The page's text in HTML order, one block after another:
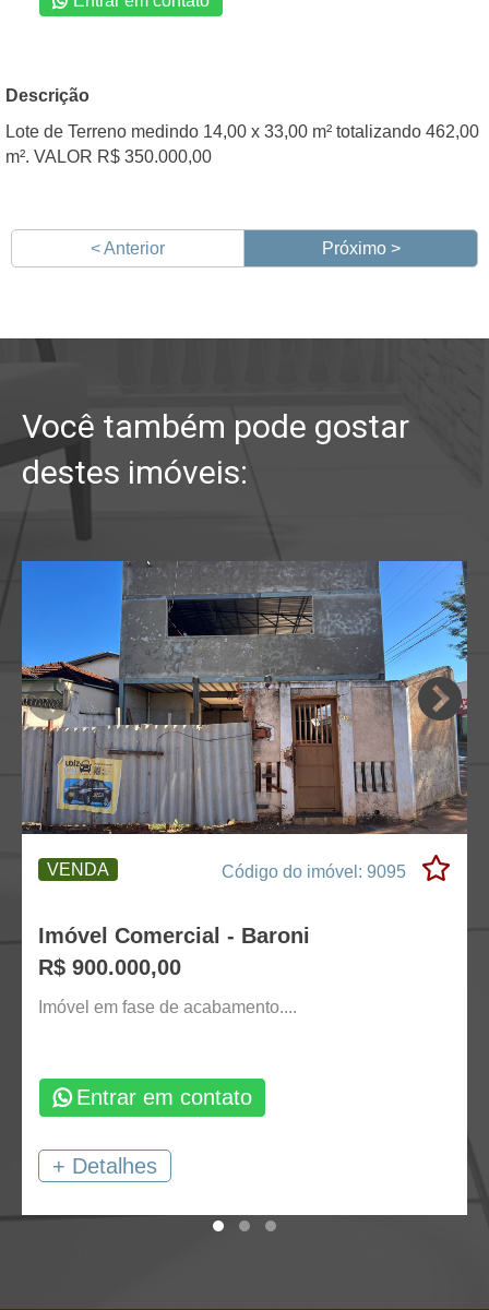
Descrição
Lote de Terreno medindo 14,00 x 33,00 m² totalizando 462,00
m². VALOR R$ 350.000,00
< Anterior Próximo >
Você também pode gostar
destes imóveis:
VENDA Código do imóvel: 9095
Imóvel Comercial - Baroni
R$ 900.000,00
Imóvel em fase de acabamento....
Entrar em contato
+ Detalhes